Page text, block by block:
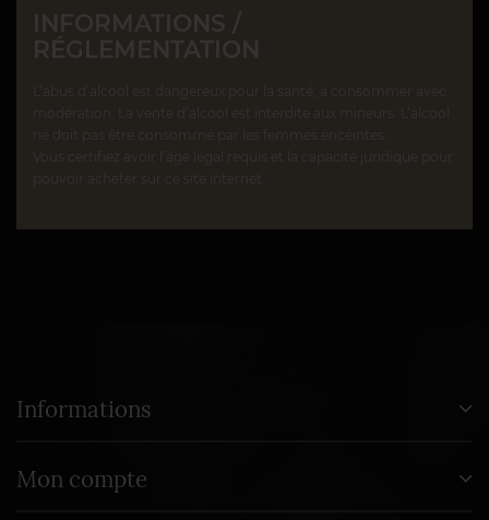
INFORMATIONS /
RÉGLEMENTATION
Informations
Mon compte